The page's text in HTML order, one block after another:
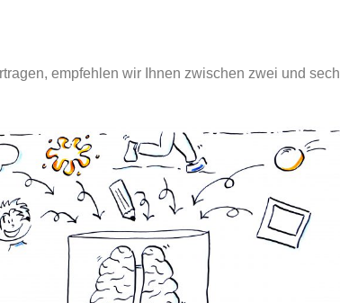
empfehlen wir Ihnen zwischen zwei und